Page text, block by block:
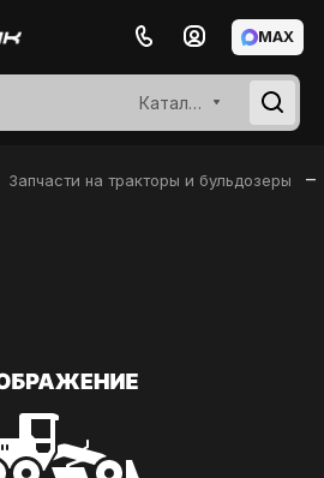
Каталог
MAX
Запчасти на тракторы и бульдозеры –